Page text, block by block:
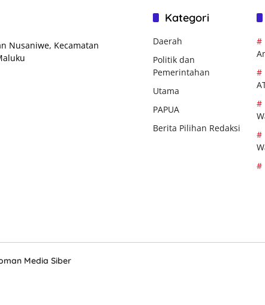
Nusaniwe, Kecamatan
Kategori
Daerah
Politik dan
Pemerintahan
Utama
PAPUA
Berita Pilihan Redaksi
Media Siber